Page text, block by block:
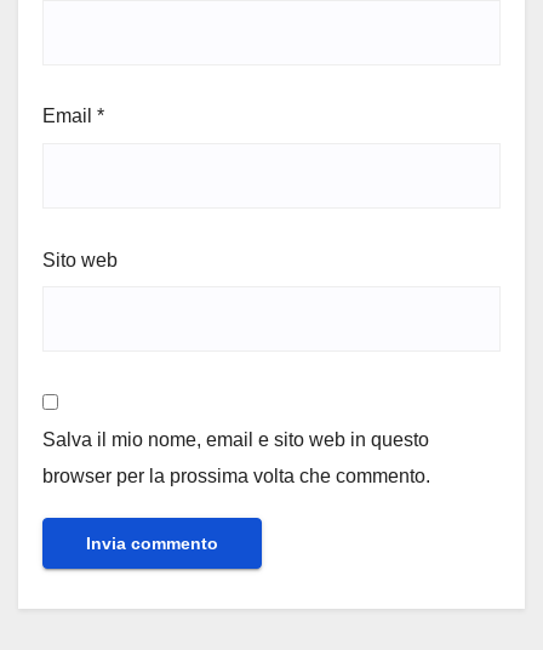
Email *
Sito web
Salva il mio nome, email e sito web in questo
browser per la prossima volta che commento.